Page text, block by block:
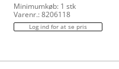
Minimumkøb: 1 stk
Varenr.: 8206118
Log ind for at se pris